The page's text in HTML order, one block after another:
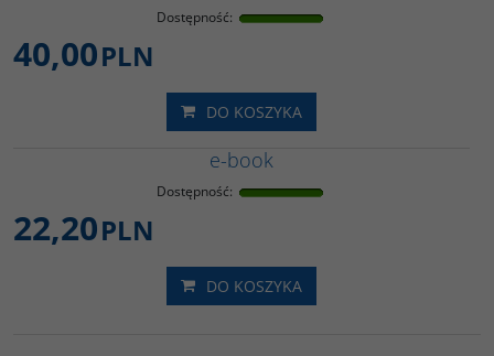
Dostępność:
40,00PLN
DO KOSZYKA
e-book
Dostępność:
22,20PLN
DO KOSZYKA